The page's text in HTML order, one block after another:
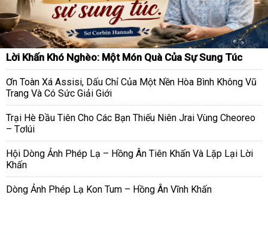
Lời Khấn Khó Nghèo: Một Món Quà Của Sự Sung Túc
Ơn Toàn Xá Assisi, Dấu Chỉ Của Một Nền Hòa Bình Không Vũ
Trang Và Có Sức Giải Giới
Trại Hè Đầu Tiên Cho Các Bạn Thiếu Niên Jrai Vùng Cheoreo
– Tơlúi
Hội Dòng Ảnh Phép Lạ – Hồng Ân Tiên Khấn Và Lặp Lại Lời
Khấn
Dòng Ảnh Phép Lạ Kon Tum – Hồng Ân Vĩnh Khấn